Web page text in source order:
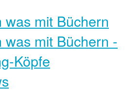
was mit Büchern
was mit Büchern -
Köpfe